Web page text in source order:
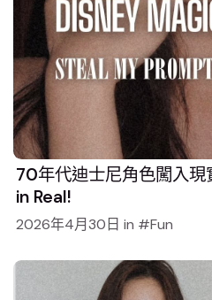
70年代迪士尼角色闖入
in Real!
2026年4月30日 in Fun